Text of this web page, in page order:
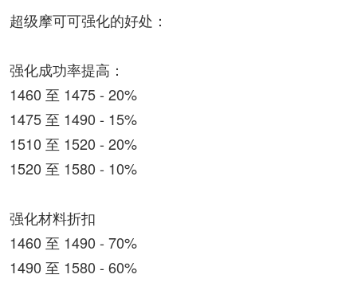
超级摩可可强化的好处：
强化成功率提高：
1460 至 1475 - 20%
1475 至 1490 - 15%
1510 至 1520 - 20%
1520 至 1580 - 10%
强化材料折扣
1460 至 1490 - 70%
1490 至 1580 - 60%